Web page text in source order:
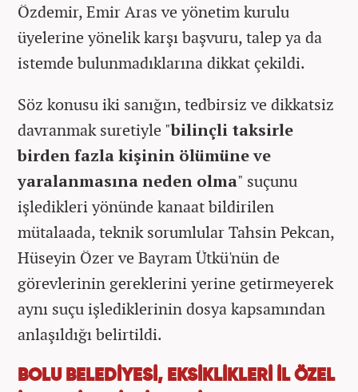
Özdemir, Emir Aras ve yönetim kurulu
üyelerine yönelik karşı başvuru, talep ya da
istemde bulunmadıklarına dikkat çekildi.
Söz konusu iki sanığın, tedbirsiz ve dikkatsiz
davranmak suretiyle "bilinçli taksirle
birden fazla kişinin ölümüne ve
yaralanmasına neden olma" suçunu
işledikleri yönünde kanaat bildirilen
mütalaada, teknik sorumlular Tahsin Pekcan,
Hüseyin Özer ve Bayram Ütkü'nün de
görevlerinin gereklerini yerine getirmeyerek
aynı suçu işlediklerinin dosya kapsamından
anlaşıldığı belirtildi.
BOLU BELEDİYESİ, EKSİKLİKLERİ İL ÖZEL